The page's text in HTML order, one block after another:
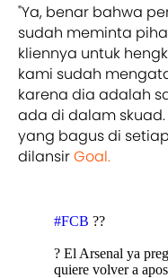
"Ya, benar bahwa
sudah meminta
kliennya untuk
kami sudah
karena dia adalah
ada di dalam
yang bagus di
dilansirGoal.
#FCB ??
? El Arsenal ya
quiere volver a